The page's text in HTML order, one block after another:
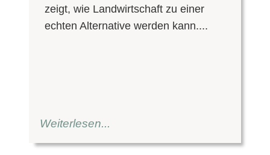
zeigt, wie Landwirtschaft zu einer
echten Alternative werden kann....
Weiterlesen...